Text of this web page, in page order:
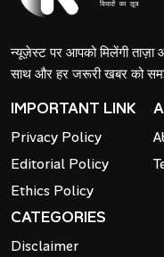
न्यूज़ेस्ट पर आपको मिलेंगी
साथ और हर जरूरी खबर को
IMPORTANT LINK
Privacy Policy
Editorial Policy
Ethics Policy
CATEGORIES
Disclaimer